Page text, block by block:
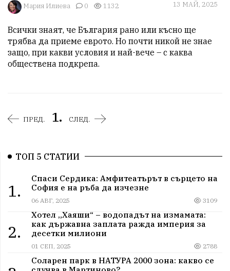
Мария Илиева 0 1132 13 МАЙ, 2025
Всички знаят, че България рано или късно ще
трябва да приеме еврото. Но почти никой не знае
защо, при какви условия и най-вече – с каква
обществена подкрепа.
ПРЕД. 1. СЛЕД.
ТОП 5 СТАТИИ
1.
Спаси Сердика: Амфитеатърът в сърцето на
София е на ръба да изчезне
06 АВГ, 2025 3109
2.
Хотел „Хаяши“ – водопадът на измамата:
как държавна заплата ражда империя за
десетки милиони
01 СЕП, 2025 2788
Соларен парк в НАТУРА 2000 зона: какво се